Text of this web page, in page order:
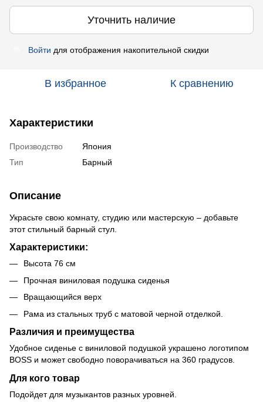
Уточнить наличие
Войти для отображения накопительной скидки
В избранное К сравнению
Характеристики
Производство
Япония
Тип
Барный
Описание
Украсьте свою комнату, студию или мастерскую – добавьте
этот стильный барный стул.
Характеристики:
Высота 76 см
Прочная виниловая подушка сиденья
Вращающийся верх
Рама из стальных труб с матовой черной отделкой.
Различия и преимущества
Удобное сиденье с виниловой подушкой украшено логотипом
BOSS и может свободно поворачиваться на 360 градусов.
Для кого товар
Подойдет для музыкантов разных уровней.